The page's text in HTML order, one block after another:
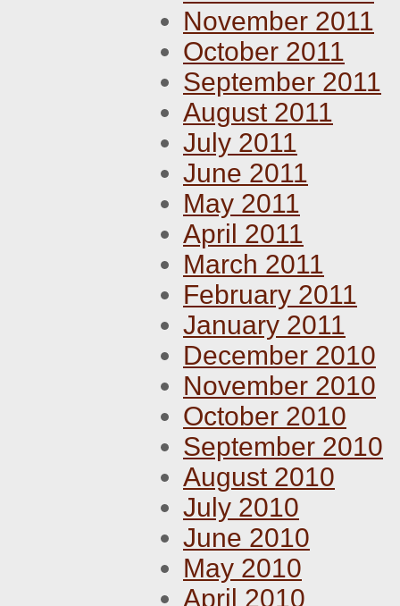
November 2011
October 2011
September 2011
August 2011
July 2011
June 2011
May 2011
April 2011
March 2011
February 2011
January 2011
December 2010
November 2010
October 2010
September 2010
August 2010
July 2010
June 2010
May 2010
April 2010